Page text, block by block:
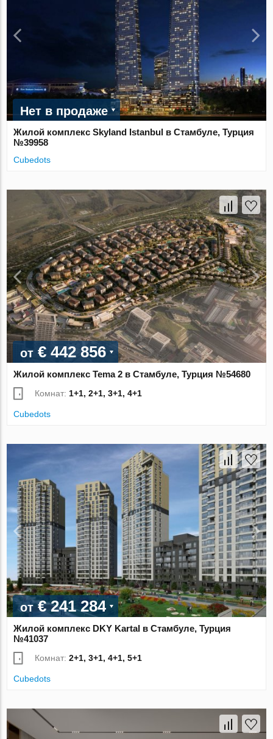
Нет в продаже
Жилой комплекс Skyland Istanbul в Стамбуле, Турция
№39958
Cubedots
от € 442 856
Жилой комплекс Tema 2 в Стамбуле, Турция №54680
Комнат: 1+1, 2+1, 3+1, 4+1
Cubedots
от€ 241 284
Жилой комплекс DKY Kartal в Стамбуле, Турция
№41037
Комнат:2+1, 3+1, 4+1, 5+1
Cubedots